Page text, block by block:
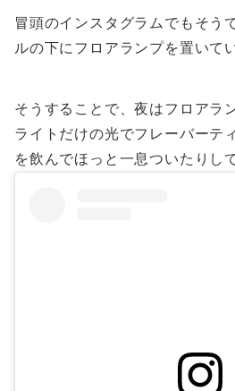
冒頭のインスタグラムでもそう
ルの下にフロアランプを置いて
そうすることで、夜はフロアラ
ライトだけの光でフレーバーテ
を飲んでほっと一息ついたりし